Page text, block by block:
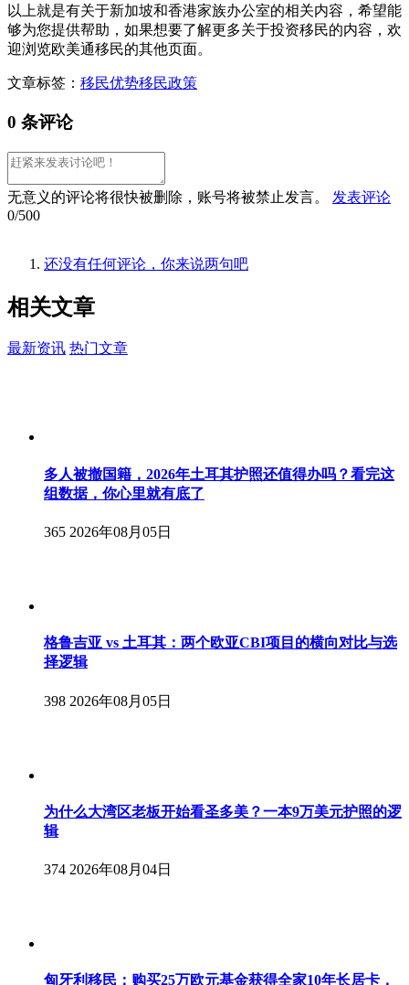
以上就是有关于新加坡和香港家族办公室的相关内容，希望能
够为您提供帮助，如果想要了解更多关于投资移民的内容，欢
迎浏览欧美通移民的其他页面。
文章标签： 移民优势移民政策
0 条评论
无意义的评论将很快被删除，账号将被禁止发言。
发表评论
0/500
还没有任何评论，你来说两句吧
相关文章
最新资讯 热门文章
多人被撤国籍，2026年土耳其护照还值得办吗？看完这
组数据，你心里就有底了
365 2026年08月05日
格鲁吉亚 vs 土耳其：两个欧亚CBI项目的横向对比与选
择逻辑
398 2026年08月05日
为什么大湾区老板开始看圣多美？一本9万美元护照的逻
辑
374 2026年08月04日
匈牙利移民：购买25万欧元基金获得全家10年长居卡，